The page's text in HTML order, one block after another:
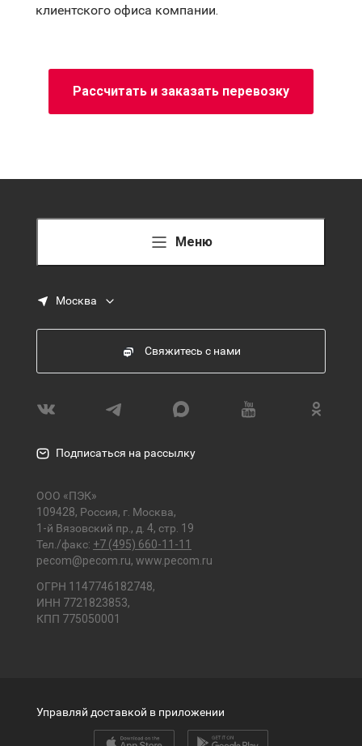
клиентского офиса компании.
Рассчитать и заказать перевозку
Меню
Москва
Свяжитесь с нами
Подписаться на рассылку
ООО «ПЭК»
109428, Россия, г. Москва,
1-й Вязовский пр., д. 4, стр. 19
Тел./факс: +7 (495) 660-11-11
pecom@pecom.ru, www.pecom.ru
ОГРН 1147746182748,
ИНН 7721823853,
КПП 775050001
Управляй доставкой в приложении